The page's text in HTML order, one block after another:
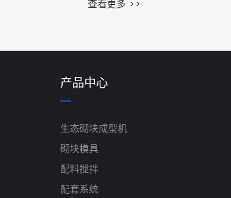
产品中心
生态砌块成型机
砌块模具
配料搅拌
配套系统